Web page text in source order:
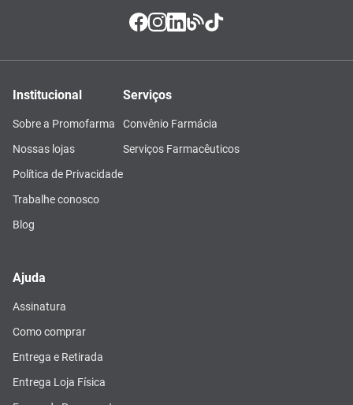
Institucional
Sobre a Promofarma
Nossas lojas
Política de Privacidade
Trabalhe conosco
Blog
Serviços
Convênio Farmácia
Serviços Farmacêuticos
Ajuda
Assinatura
Como comprar
Entrega e Retirada
Entrega Loja Física